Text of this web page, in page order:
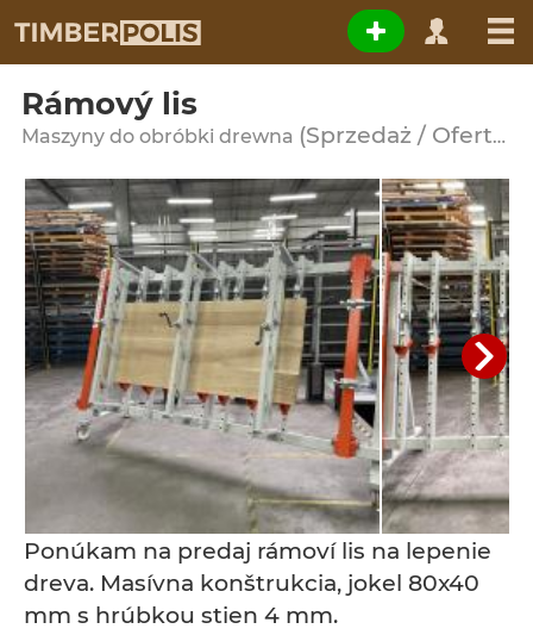
Rámový lis
Maszyny do obróbki drewna (Sprzedaż / Oferta)
Ponúkam na predaj rámoví lis na lepenie
dreva. Masívna konštrukcia, jokel 80x40
mm s hrúbkou stien 4 mm.